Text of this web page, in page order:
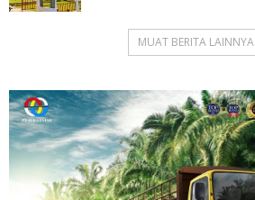
MUAT BERITA LAINNYA